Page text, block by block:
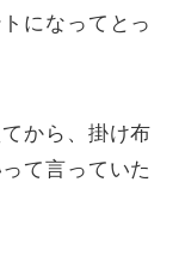
になってとっ
から、掛け布
て言っていた